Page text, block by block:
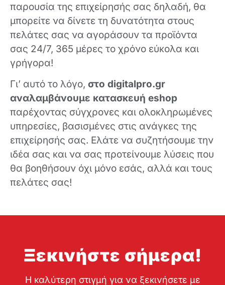
παρουσία της επιχείρησής σας δηλαδή, θα
μπορείτε να δίνετε τη δυνατότητα στους
πελάτες σας να αγοράσουν τα προϊόντα
σας 24/7, 365 μέρες το χρόνο εύκολα και
γρήγορα!
Γι’ αυτό το λόγο, στο digitalpro.gr
αναλαμβάνουμε κατασκευή eshop
παρέχοντας σύγχρονες και ολοκληρωμένες
υπηρεσίες, βασισμένες στις ανάγκες της
επιχείρησής σας. Ελάτε να συζητήσουμε την
ιδέα σας και να σας προτείνουμε λύσεις που
θα βοηθήσουν όχι μόνο εσάς, αλλά και τους
πελάτες σας!
Ξεκινήστε σήμερα!
Η καλύτερη στιγμή για να ξεκινήσετε με